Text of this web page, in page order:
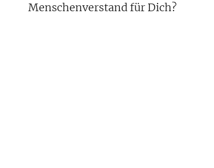
Menschenverstand für Dich?